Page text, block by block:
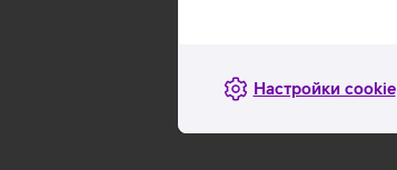
Настройки cookie